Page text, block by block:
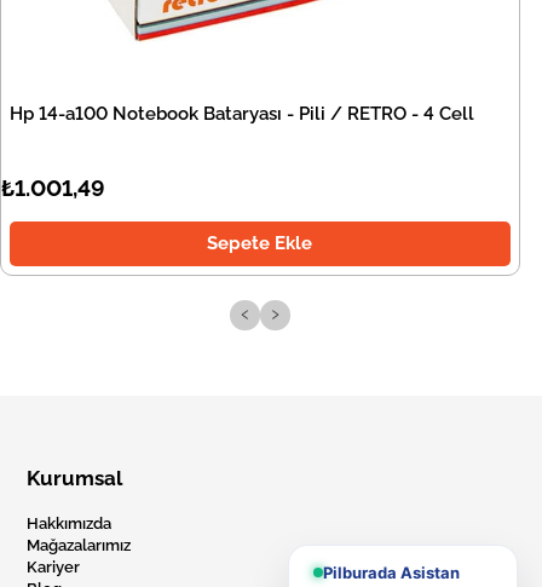
Hp 14-a100 Notebook Bataryası - Pili / RETRO - 4 Cell
₺1.001,49
Sepete Ekle
‹ ›
Kurumsal
Hakkımızda
Mağazalarımız
Kariyer
Pilburada Asistan